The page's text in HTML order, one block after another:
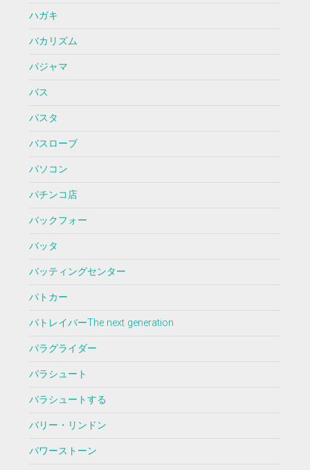
ハガキ
バカリズム
パジャマ
バス
パスタ
バスローブ
パソコン
パチンコ店
バックフォー
バッタ
バッティングセンター
パトカー
パトレイバーThe next generation
パラグライダー
パラシュート
パラシュートする
バリー・リンドン
パワーストーン